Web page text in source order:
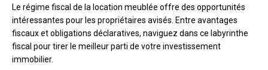
Le régime fiscal de la location meublée offre des opportunités
intéressantes pour les propriétaires avisés. Entre avantages
fiscaux et obligations déclaratives, naviguez dans ce labyrinthe
fiscal pour tirer le meilleur parti de votre investissement
immobilier.